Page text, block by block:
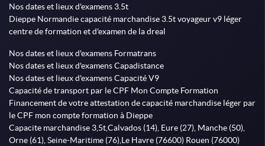
Nos dates et lieux d'examens 3.5t
Dieppe Normandie capacité marchandise 3.5t voyageur v9 léger
centre de formation et d'examen de la dreal
Nos dates et lieux d'examens Formatrans
Nos dates et lieux d'examens Capadistance
Nos dates et lieux d'examens Capacité V9
Capacité de transport par le CPF Mon Compte Formation
Financement de votre attestation de capacité marchandise léger par
le CPF mon compte formation à Dieppe
Capacite marchandise 3,5t,Calvados (14), Eure (27), Manche (50),
Orne (61), Seine-Maritime (76),Le Havre (76600) Rouen (76000)